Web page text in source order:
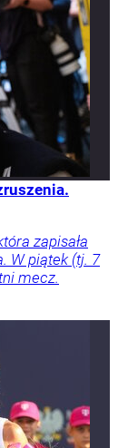
zapisała
W piątek (tj. 7
mecz.